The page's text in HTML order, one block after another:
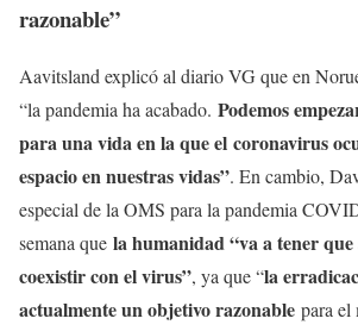
razonable”
Aavitsland explicó al diario VG que en
“la pandemia ha acabado. Podemos
para una vida en la que el coronavirus
espacio en nuestras vidas”. En cambio,
especial de la OMS para la pandemia
semana que la humanidad “va a tener
coexistir con el virus”, ya que “la
actualmente un objetivo razonable para el